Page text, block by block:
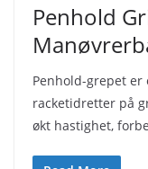
Penhold
Penhold-grepet
racketidretter på
økt hastighet,